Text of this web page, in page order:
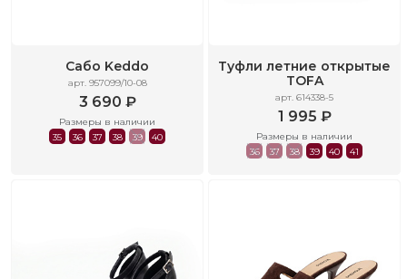
Сабо Keddo
арт. 957099/10-08
3 690 ₽
Размеры в наличии
35
36 37 38 39 40
Туфли летние открытые
TOFA
арт. 614338-5
1 995 ₽
Размеры в наличии
36
37 38 39 40 41